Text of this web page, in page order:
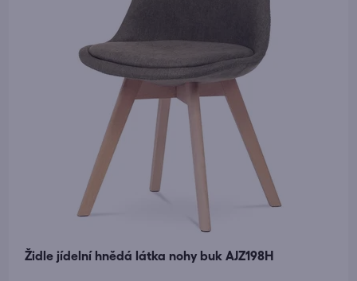
Židle jídelní hnědá látka nohy buk AJZ198H